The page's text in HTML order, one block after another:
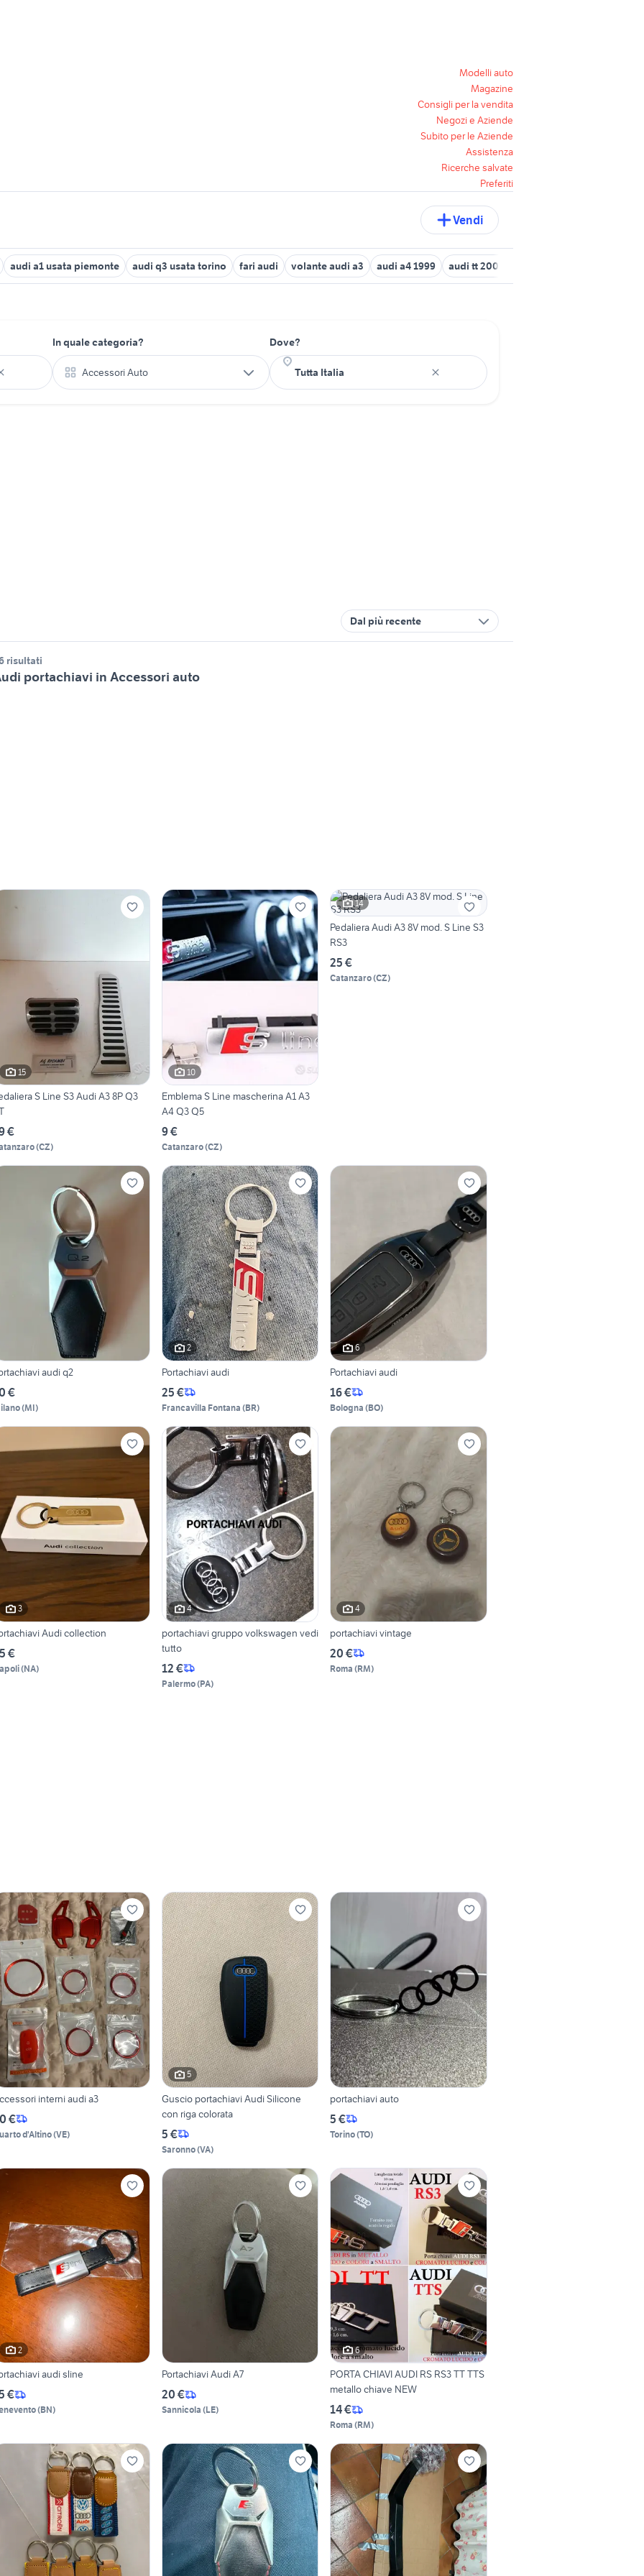
Modelli auto
Magazine
Consigli per la vendita
Negozi e Aziende
Subito per le Aziende
Assistenza
Ricerche salvate
Preferiti
Vendi
audi a1 usata piemonte audi q3 usata torino fari audi volante audi a3 audi a4 1999 audi tt 2008
In quale categoria?
Accessori Auto
Dove?
Dal più recente
risultati
portachiavi in Accessori auto
15
S Line S3 Audi A3 8P Q3
€
(CZ)
10
Emblema S Line mascherina A1 A3
A4 Q3 Q5
9 €
Catanzaro(CZ)
14
Pedaliera Audi A3 8V mod. S Line S3
RS3
25 €
Catanzaro(CZ)
audi q2
€
(MI)
2
Portachiavi audi
25 €
Francavilla Fontana (BR)
6
Portachiavi audi
16 €
Bologna (BO)
3
Audi collection
€
(NA)
4
portachiavi gruppo volkswagen vedi
tutto
12 €
Palermo(PA)
4
portachiavi vintage
20 €
Roma (RM)
interni audi a3
€
d'Altino(VE)
5
Guscio portachiavi Audi Silicone
con riga colorata
5 €
Saronno(VA)
portachiavi auto
5 €
Torino(TO)
2
audi sline
€
(BN)
Portachiavi Audi A7
20 €
Sannicola (LE)
6
PORTA CHIAVI AUDI RS RS3 TT TTS
metallo chiave NEW
14 €
Roma (RM)